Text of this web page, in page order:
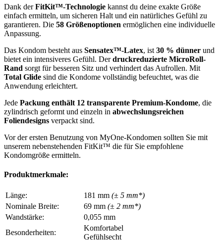
Dank derFitKit™-Technologie kannst du deine exakte Größe
einfach ermitteln, um sicheren Halt und ein natürliches Gefühl zu
garantieren. Die 58 Größenoptionen ermöglichen eine individuelle
Anpassung.
Das Kondom besteht aus Sensatex™-Latex, ist 30 % dünner und
bietet ein intensiveres Gefühl. Derdruckreduzierte MicroRoll-
Rand sorgt für besseren Sitz und verhindert das Aufrollen. Mit
Total Glide sind die Kondome vollständig befeuchtet, was die
Anwendung erleichtert.
Jede Packung enthält 12 transparente Premium-Kondome, die
zylindrisch geformt und einzeln in abwechslungsreichen
Foliendesigns verpackt sind.
Vor der ersten Benutzung von MyOne-Kondomen sollten Sie mit
unserem nebenstehenden FitKit™ die für Sie empfohlene
Kondomgröße ermitteln.
Produktmerkmale:
Länge: 181 mm (± 5 mm*)
Nominale Breite:
69 mm (± 2 mm*)
Wandstärke:
0,055 mm
Besonderheiten:
Komfortabel
Gefühlsecht